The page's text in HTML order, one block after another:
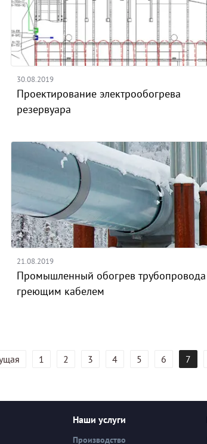
30.08.2019
Проектирование электрообогрева
резервуара
21.08.2019
Промышленный обогрев трубопровода
греющим кабелем
1 2 3 4 5 6 7
Наши услуги
Производство